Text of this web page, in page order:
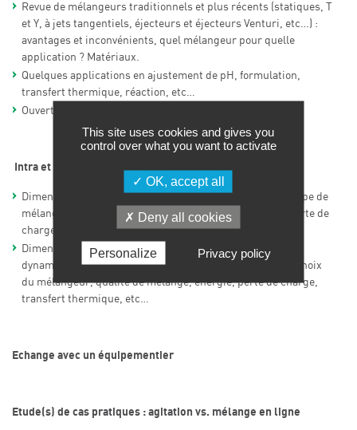
Revue de mélangeurs traditionnels et plus récents (statiques, T
et Y, à jets tangentiels, éjecteurs et éjecteurs Venturi, etc…) :
avantages et inconvénients, quel mélangeur pour quelle
application ? Matériaux.
Quelques applications en ajustement de pH, formulation,
transfert thermique, réaction, etc…
Ouverture vers la Réaction et la Formulation en ligne
Intra et extrapolation de quelques mélangeurs en ligne
Dimensionnement des mélangeurs statiques : choix du type de
mélangeur, longueur et diamètre, qualité de mélange, perte de
charge, transfert thermique, etc…
Dimensionnement des mélangeurs basiques (T et Y) et
dynamiques (jets tangentiels, jets coaxiaux, éjecteurs) : choix
du mélangeur, qualité de mélange, énergie, perte de charge,
transfert thermique, etc…
Echange avec un équipementier
Etude(s) de cas pratiques : agitation vs. mélange en ligne
This site uses cookies and gives you
control over what you want to activate
OK, accept all
Deny all cookies
Personalize Privacy policy